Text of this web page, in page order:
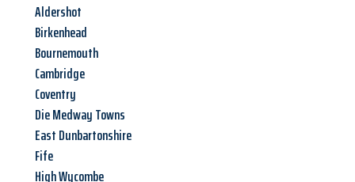
Aldershot
Birkenhead
Bournemouth
Cambridge
Coventry
Die Medway Towns
East Dunbartonshire
Fife
High Wycombe